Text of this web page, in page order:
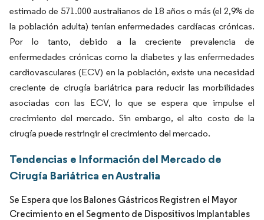
estimado de 571.000 australianos de 18 años o más (el 2,9% de
la población adulta) tenían enfermedades cardíacas crónicas.
Por lo tanto, debido a la creciente prevalencia de
enfermedades crónicas como la diabetes y las enfermedades
cardiovasculares (ECV) en la población, existe una necesidad
creciente de cirugía bariátrica para reducir las morbilidades
asociadas con las ECV, lo que se espera que impulse el
crecimiento del mercado. Sin embargo, el alto costo de la
cirugía puede restringir el crecimiento del mercado.
Tendencias e Información del Mercado de
Cirugía Bariátrica en Australia
Se Espera que los Balones Gástricos Registren el Mayor
Crecimiento en el Segmento de Dispositivos Implantables